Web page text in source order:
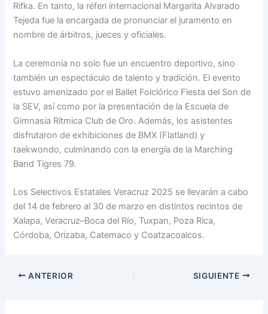
Rifka. En tanto, la réferi internacional Margarita Alvarado
Tejeda fue la encargada de pronunciar el juramento en
nombre de árbitros, jueces y oficiales.
La ceremonia no solo fue un encuentro deportivo, sino
también un espectáculo de talento y tradición. El evento
estuvo amenizado por el Ballet Folclórico Fiesta del Son de
la SEV, así como por la presentación de la Escuela de
Gimnasia Rítmica Club de Oro. Además, los asistentes
disfrutaron de exhibiciones de BMX (Flatland) y
taekwondo, culminando con la energía de la Marching
Band Tigres 79.
Los Selectivos Estatales Veracruz 2025 se llevarán a cabo
del 14 de febrero al 30 de marzo en distintos recintos de
Xalapa, Veracruz–Boca del Río, Tuxpan, Poza Rica,
Córdoba, Orizaba, Catemaco y Coatzacoalcos.
ANTERIOR SIGUIENTE